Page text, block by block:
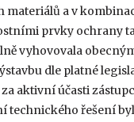
materiálů a v
prvky ochrany
vyhovovala
dle platné
aktivní účasti
technického řešení